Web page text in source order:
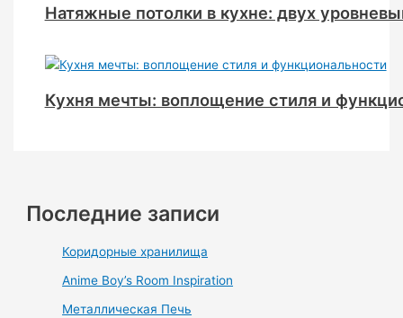
Натяжные потолки в кухне: двух
Кухня мечты: воплощение стиля и
Последние записи
Коридорные хранилища
Anime Boy’s Room Inspiration
Металлическая Печь